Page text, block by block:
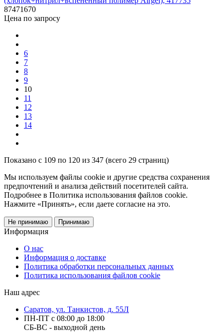
87471670
Цена по запросу
6
7
8
9
10
11
12
13
14
Показано с 109 по 120 из 347 (всего 29 страниц)
Мы используем файлы cookie и другие средства сохранения
предпочтений и анализа действий посетителей сайта.
Подробнее в Политика использования файлов cookie.
Нажмите «Принять», если даете согласие на это.
Не принимаю Принимаю
Информация
О нас
Информация о доставке
Политика обработки персональных данных
Политика использования файлов cookie
Наш адрес
Саратов, ул. Танкистов, д. 55Л
ПН-ПТ с 08:00 до 18:00
СБ-ВС - выходной день